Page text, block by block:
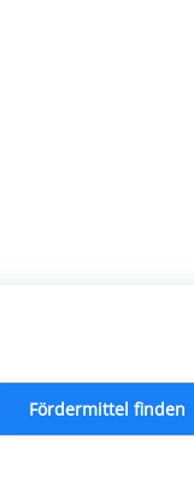
Fördermittel finden